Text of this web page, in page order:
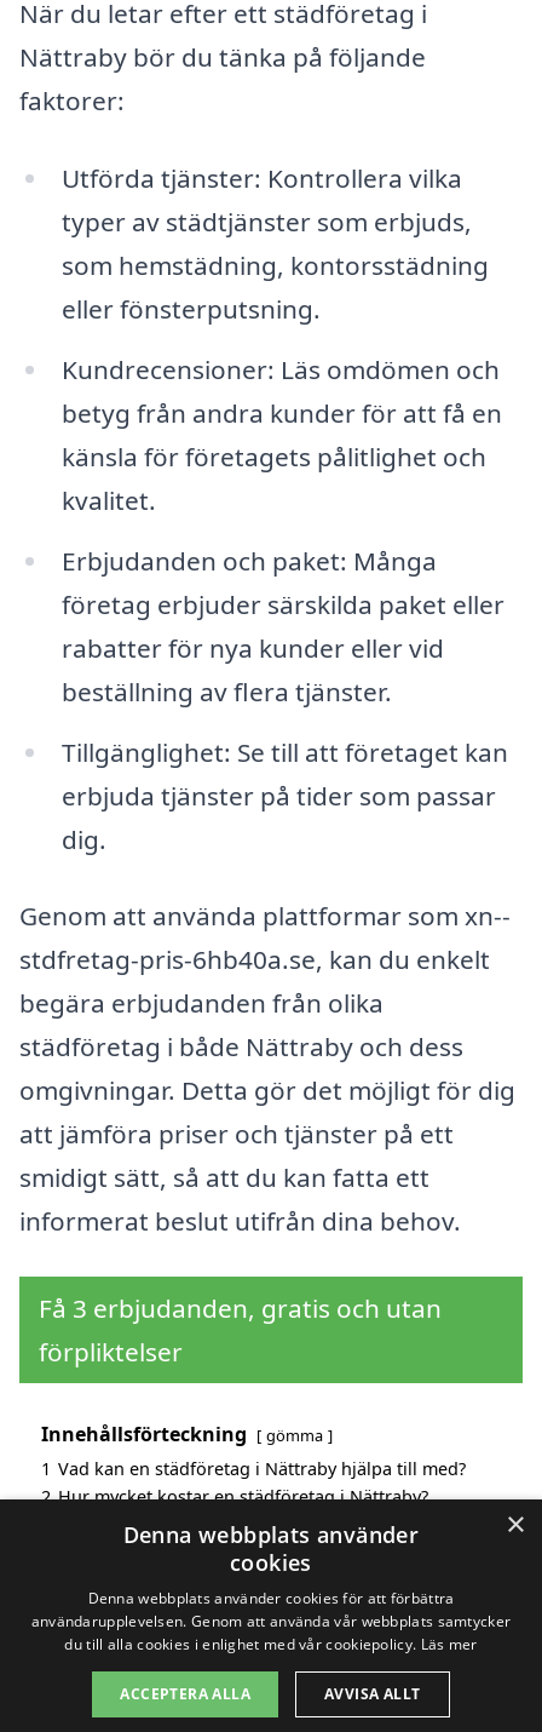
När du letar efter ett städföretag i
Nättraby bör du tänka på följande
faktorer:
Utförda tjänster: Kontrollera vilka
typer av städtjänster som erbjuds,
som hemstädning, kontorsstädning
eller fönsterputsning.
Kundrecensioner: Läs omdömen och
betyg från andra kunder för att få en
känsla för företagets pålitlighet och
kvalitet.
Erbjudanden och paket: Många
företag erbjuder särskilda paket eller
rabatter för nya kunder eller vid
beställning av flera tjänster.
Tillgänglighet: Se till att företaget kan
erbjuda tjänster på tider som passar
dig.
Genom att använda plattformar som xn--
stdfretag-pris-6hb40a.se, kan du enkelt
begära erbjudanden från olika
städföretag i både Nättraby och dess
omgivningar. Detta gör det möjligt för dig
att jämföra priser och tjänster på ett
smidigt sätt, så att du kan fatta ett
informerat beslut utifrån dina behov.
Få 3 erbjudanden, gratis och utan
förpliktelser
Innehållsförteckning gömma
1 Vad kan en städföretag i Nättraby hjälpa till med?
2 Hur mycket kostar en städföretag i Nättraby?
Fördelar med att välja städföretag i Nättraby
Sök efter en skicklig städföretag i de omgivande
Copyright 2026 - Pilanto Aps
×
Denna webbplats använder
cookies
Denna webbplats använder cookies för att förbättra
användarupplevelsen. Genom att använda vår webbplats samtycker
du till alla cookies i enlighet med vår cookiepolicy. Läs mer
ACCEPTERA ALLA AVVISA ALLT